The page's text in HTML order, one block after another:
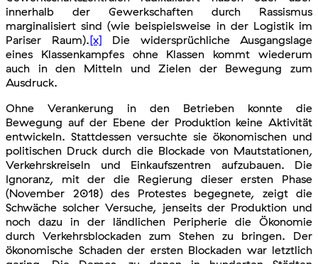
innerhalb der Gewerkschaften durch Rassismus
marginalisiert sind (wie beispielsweise in der Logistik im
Pariser Raum).[x] Die widersprüchliche Ausgangslage
eines Klassenkampfes ohne Klassen kommt wiederum
auch in den Mitteln und Zielen der Bewegung zum
Ausdruck.
Ohne Verankerung in den Betrieben konnte die
Bewegung auf der Ebene der Produktion keine Aktivität
entwickeln. Stattdessen versuchte sie ökonomischen und
politischen Druck durch die Blockade von Mautstationen,
Verkehrskreiseln und Einkaufszentren aufzubauen. Die
Ignoranz, mit der die Regierung dieser ersten Phase
(November 2018) des Protestes begegnete, zeigt die
Schwäche solcher Versuche, jenseits der Produktion und
noch dazu in der ländlichen Peripherie die Ökonomie
durch Verkehrsblockaden zum Stehen zu bringen. Der
ökonomische Schaden der ersten Blockaden war letztlich